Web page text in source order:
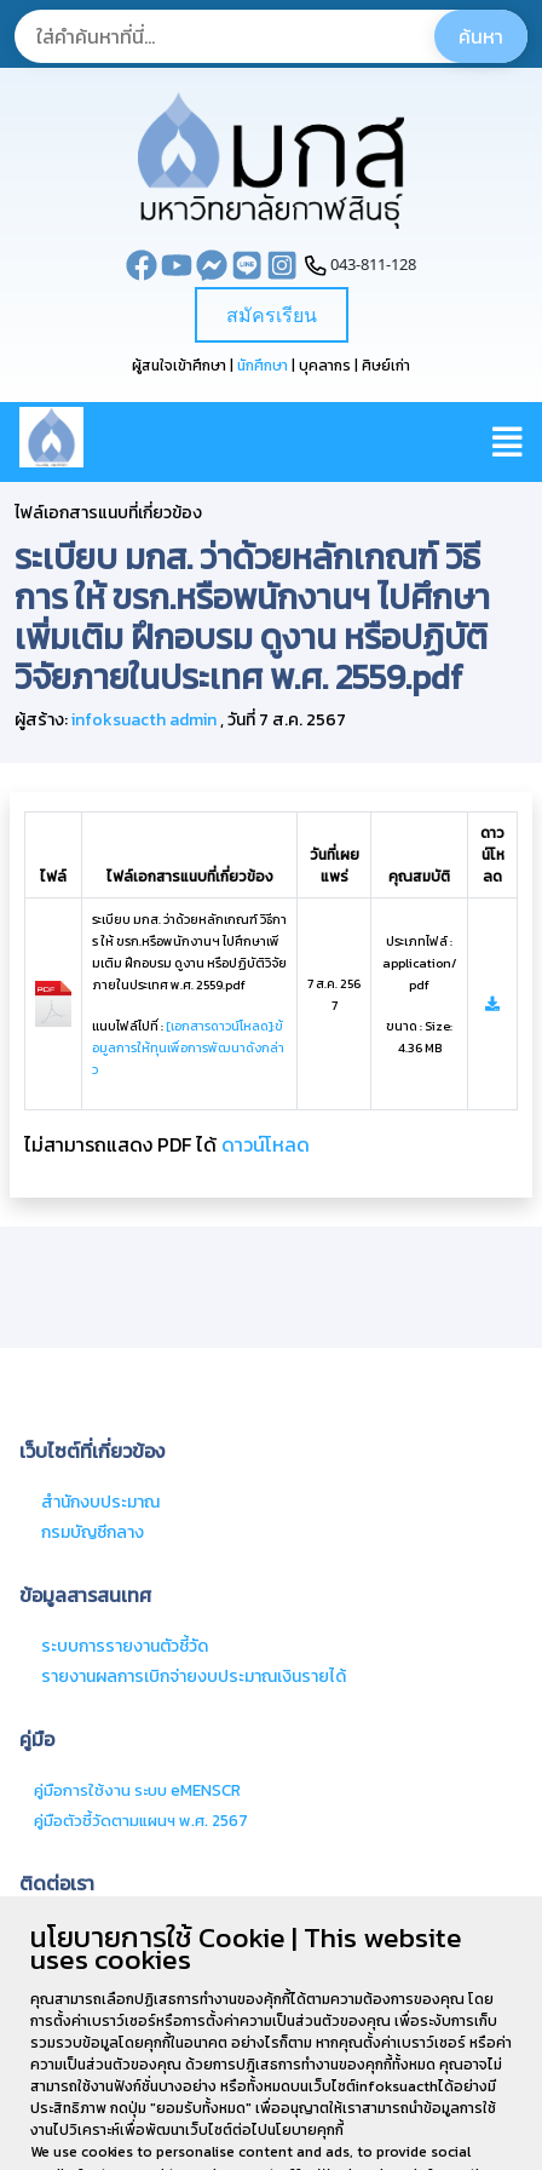
043-811-128
สมัครเรียน
ผู้สนใจเข้าศึกษา | นักศึกษา | บุคลากร | ศิษย์เก่า
ไฟล์เอกสารแนบที่เกี่ยวข้อง
ระเบียบ มกส. ว่าด้วยหลักเกณฑ์ วิธี
การ ให้ ขรก.หรือพนักงานฯ ไปศึกษา
เพิ่มเติม ฝึกอบรม ดูงาน หรือปฏิบัติ
วิจัยภายในประเทศ พ.ศ. 2559.pdf
ผู้สร้าง:infoksuacth admin, วันที่ 7 ส.ค. 2567
ไฟล์ ไฟล์เอกสารแนบที่เกี่ยวข้อง
วันที่เผย
แพร่
คุณสมบัติ
ดาว
น์โห
ลด
ระเบียบ มกส. ว่าด้วยหลักเกณฑ์ วิธีกา
ร ให้ ขรก.หรือพนักงานฯ ไปศึกษาเพิ่
มเติม ฝึกอบรม ดูงาน หรือปฏิบัติวิจัย
ภายในประเทศ พ.ศ. 2559.pdf
แนบไฟล์ไปที่ :[เอกสารดาวน์โหลด]:ข้
อมูลการให้ทุนเพื่อการพัฒนาดังกล่า
ว
7 ส.ค. 256
7
ประเภทไฟล์ :
application/
pdf
ขนาด : Size:
4.36 MB
ไม่สามารถแสดง PDF ได้ ดาวน์โหลด
เว็บไซต์ที่เกี่ยวข้อง
สํานักงบประมาณ
กรมบัญชีกลาง
ข้อมูลสารสนเทศ
ระบบการรายงานตัวชี้วัด
รายงานผลการเบิกจ่ายงบประมาณเงินรายได้
คู่มือ
คู่มือการใช้งาน ระบบ eMENSCR
คู่มือตัวชี้วัดตามแผนฯ พ.ศ. 2567
ติดต่อเรา
สำนักงานอธิการบดีและบริหารสินทรัพย์ ชั้น
4 ห้องกองนโยบายและแผน 62/1 ถ.เกษตรสมบูรณ์ ต.กาฬสินธุ์ อ.เมือง จ.กาฬสินธุ์
46000
โทร . 043-811-128 ต่อ 6180
นโยบายการใช้ Cookie | This website
uses cookies
คุณสามารถเลือกปฏิเสธการทำงานของคุ้กกี้ได้ตามความต้องการของคุณ โดย
การตั้งค่าเบราว์เซอร์หรือการตั้งค่าความเป็นส่วนตัวของคุณ เพื่อระงับการเก็บ
รวมรวบข้อมูลโดยคุกกี้ในอนาคต อย่างไรก็ตาม หากคุณตั้งค่าเบราว์เซอร์ หรือค่า
ความเป็นส่วนตัวของคุณ ด้วยการปฎิเสธการทำงานของคุกกี้ทั้งหมด คุณอาจไม่
สามารถใช้งานฟังก์ชั่นบางอย่าง หรือทั้งหมดบนเว็บไซต์infoksuacthได้อย่างมี
ประสิทธิภาพ กดปุ่ม "ยอมรับทั้งหมด" เพื่ออนุญาตให้เราสามารถนำข้อมูลการใช้
งานไปวิเคราะห์เพื่อพัฒนาเว็บไซต์ต่อไปนโยบายคุกกี้
We use cookies to personalise content and ads, to provide social